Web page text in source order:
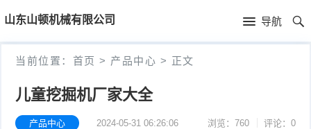
山东山顿机械有限公司 导航
首
页
首
当前位置： 首页 > 产品中心 > 正文
儿童挖掘机厂家大全
产品中心 2024-05-31 06:26:06 浏览：760 评论：0